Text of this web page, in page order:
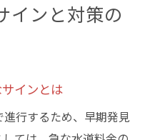
インと対策の
インとは
行するため、早期発見